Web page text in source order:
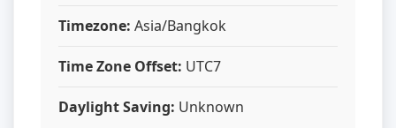
Timezone: Asia/Bangkok
Time Zone Offset: UTC7
Daylight Saving: Unknown